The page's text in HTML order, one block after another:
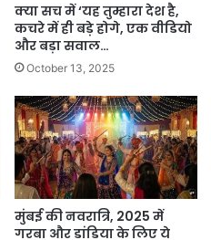
क्या सच में ‘यह तुम्हारा देश है,
कचरे में ही बड़े होगे, एक वीडियो
और बड़ा सवाल…
October 13, 2025
मुंबई की नवरात्रि, 2025 में
गरबा और डांडिया के लिए ये